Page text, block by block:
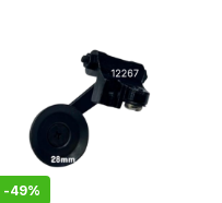
-49%